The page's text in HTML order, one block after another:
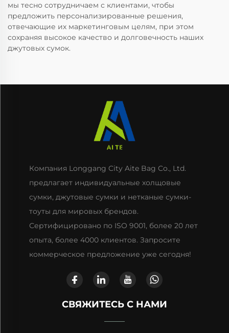
мы тесно сотрудничаем с клиентами, чтобы
предложить персонализированные решения,
отвечающие их маркетинговым целям, при этом
сохраняя высокое качество и долговечность наших
джутовых сумок.
Компания Longgang City Aite Bag Co., Ltd.
предлагает индивидуальные холщовые
сумки, джутовые сумки и нетканые сумки-
тоуты для мировых брендов.
Сертифицировано по ISO 9001, более 20 лет
опыта, более 4000 клиентов. Запросите
коммерческое предложение уже сегодня!
СВЯЖИТЕСЬ С НАМИ